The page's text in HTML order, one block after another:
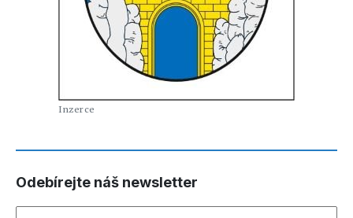
Odebírejte náš newsletter